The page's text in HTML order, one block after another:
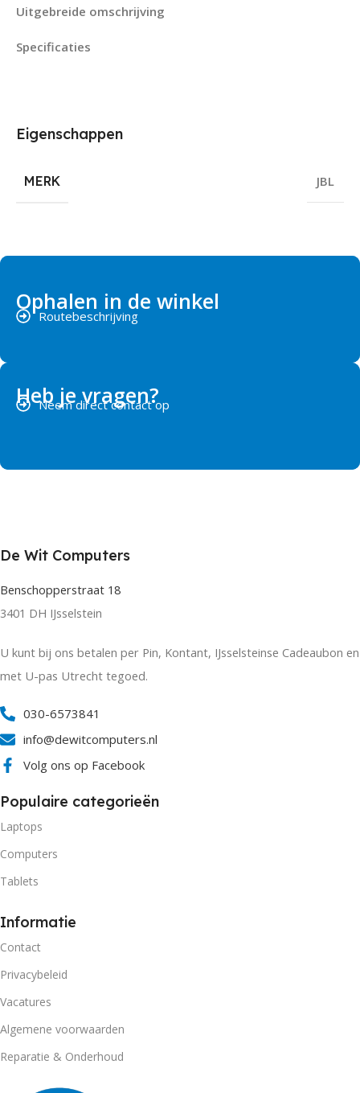
Uitgebreide omschrijving
Specificaties
Eigenschappen
MERK JBL
Ophalen in de winkel
Routebeschrijving
Heb je vragen?
Neem direct contact op
De Wit Computers
Benschopperstraat 18
3401 DH IJsselstein
U kunt bij ons betalen per Pin, Kontant, IJsselsteinse Cadeaubon en
met U-pas Utrecht tegoed.
030-6573841
info@dewitcomputers.nl
Volg ons op Facebook
Populaire categorieën
Laptops
Computers
Tablets
Informatie
Contact
Privacybeleid
Vacatures
Algemene voorwaarden
Reparatie & Onderhoud